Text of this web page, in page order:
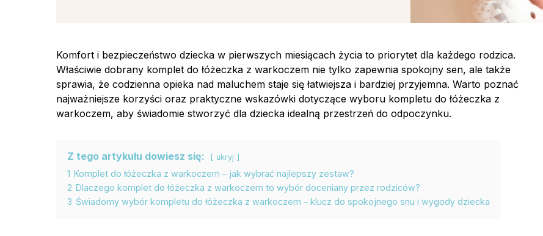
Komfort i bezpieczeństwo dziecka w pierwszych miesiącach życia to priorytet dla każdego rodzica.
Właściwie dobrany komplet do łóżeczka z warkoczem nie tylko zapewnia spokojny sen, ale także
sprawia, że codzienna opieka nad maluchem staje się łatwiejsza i bardziej przyjemna. Warto poznać
najważniejsze korzyści oraz praktyczne wskazówki dotyczące wyboru kompletu do łóżeczka z
warkoczem, aby świadomie stworzyć dla dziecka idealną przestrzeń do odpoczynku.
Z tego artykułu dowiesz się: ukryj
1 Komplet do łóżeczka z warkoczem – jak wybrać najlepszy zestaw?
2 Dlaczego komplet do łóżeczka z warkoczem to wybór doceniany przez rodziców?
3 Świadomy wybór kompletu do łóżeczka z warkoczem – klucz do spokojnego snu i wygody dziecka